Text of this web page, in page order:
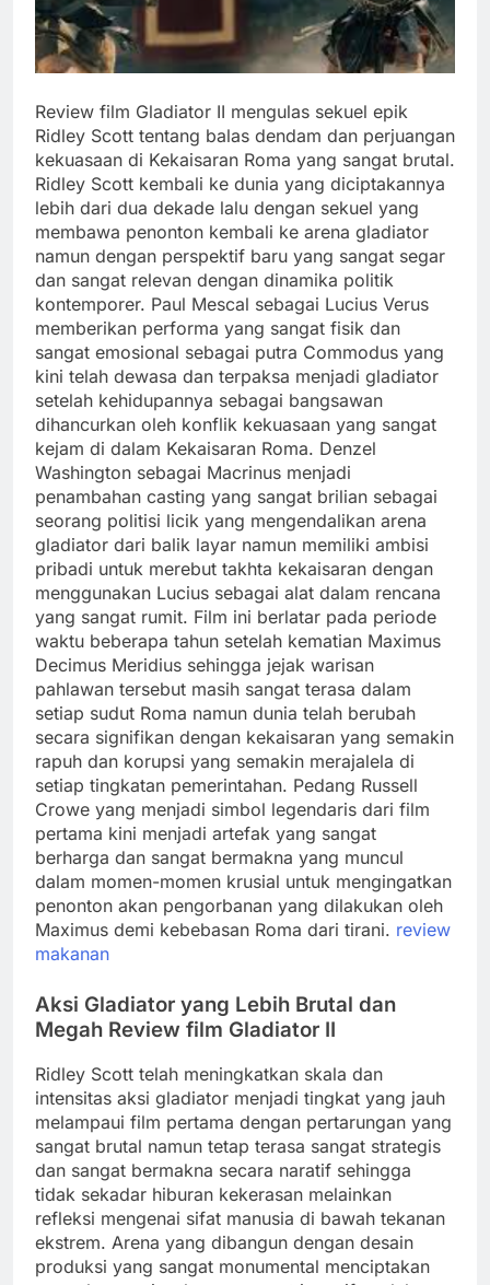
Review film Gladiator II mengulas sekuel epik
Ridley Scott tentang balas dendam dan perjuangan
kekuasaan di Kekaisaran Roma yang sangat brutal.
Ridley Scott kembali ke dunia yang diciptakannya
lebih dari dua dekade lalu dengan sekuel yang
membawa penonton kembali ke arena gladiator
namun dengan perspektif baru yang sangat segar
dan sangat relevan dengan dinamika politik
kontemporer. Paul Mescal sebagai Lucius Verus
memberikan performa yang sangat fisik dan
sangat emosional sebagai putra Commodus yang
kini telah dewasa dan terpaksa menjadi gladiator
setelah kehidupannya sebagai bangsawan
dihancurkan oleh konflik kekuasaan yang sangat
kejam di dalam Kekaisaran Roma. Denzel
Washington sebagai Macrinus menjadi
penambahan casting yang sangat brilian sebagai
seorang politisi licik yang mengendalikan arena
gladiator dari balik layar namun memiliki ambisi
pribadi untuk merebut takhta kekaisaran dengan
menggunakan Lucius sebagai alat dalam rencana
yang sangat rumit. Film ini berlatar pada periode
waktu beberapa tahun setelah kematian Maximus
Decimus Meridius sehingga jejak warisan
pahlawan tersebut masih sangat terasa dalam
setiap sudut Roma namun dunia telah berubah
secara signifikan dengan kekaisaran yang semakin
rapuh dan korupsi yang semakin merajalela di
setiap tingkatan pemerintahan. Pedang Russell
Crowe yang menjadi simbol legendaris dari film
pertama kini menjadi artefak yang sangat
berharga dan sangat bermakna yang muncul
dalam momen-momen krusial untuk mengingatkan
penonton akan pengorbanan yang dilakukan oleh
Maximus demi kebebasan Roma dari tirani. review
makanan
Aksi Gladiator yang Lebih Brutal dan
Megah Review film Gladiator II
Ridley Scott telah meningkatkan skala dan
intensitas aksi gladiator menjadi tingkat yang jauh
melampaui film pertama dengan pertarungan yang
sangat brutal namun tetap terasa sangat strategis
dan sangat bermakna secara naratif sehingga
tidak sekadar hiburan kekerasan melainkan
refleksi mengenai sifat manusia di bawah tekanan
ekstrem. Arena yang dibangun dengan desain
produksi yang sangat monumental menciptakan